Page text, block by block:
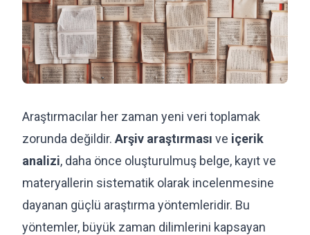
Araştırmacılar her zaman yeni veri toplamak
zorunda değildir. Arşiv araştırması ve içerik
analizi, daha önce oluşturulmuş belge, kayıt ve
materyallerin sistematik olarak incelenmesine
dayanan güçlü araştırma yöntemleridir. Bu
yöntemler, büyük zaman dilimlerini kapsayan